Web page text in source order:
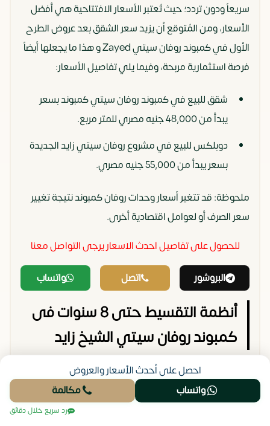
سريعاً ودون تردد؛ حيث تُعتبر الأسعار الافتتاحية هي أفضل
الأسعار، ومن المُتوقع أن يزيد سعر الشقق بعد عروض الطرح
الأول في كمبوند روفان سيتي Zayed و هذا ما يجعلها أيضاً
فرصة استثمارية مربحة، وفيما يلي تفاصيل الأسعار:
شقق للبيع في كمبوند روفان سيتي كمبوند بسعر
يبدأ من 48,000 جنيه مصري للمتر مربع.
دوبلكس للبيع في مشروع روفان سيتي زايد الجديدة
بسعر يبدأ من 55,000 جنيه مصري.
ملحوظة: قد تتغير أسعار وحدات روفان كمبوند نتيجة تغيير
سعر الصرف أو لعوامل اقتصادية أخرى.
للحصول على تفاصيل احدث الاسعار يرجى التواصل معنا
البروشور اتصل واتساب
أنظمة التقسيط حتى 8 سنوات فى
كمبوند روفان سيتي الشيخ زايد
طرحت شركة ايجي بلان للتطوير العقاري وحدات سكنية للبيع
بأنظمة سداد متنوعة، إذ يمكن دفع قيمة الوحدات بالتقسيط
وبتسهيلات نالت إشادة الجميع، وهي تساهم في تخفيف
احصل على أحدث الأسعار والعروض
واتساب
مكالمة
رد سريع خلال دقائق